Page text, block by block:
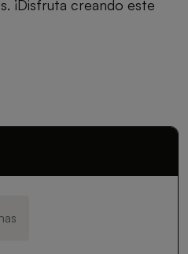
¡Disfruta creando este